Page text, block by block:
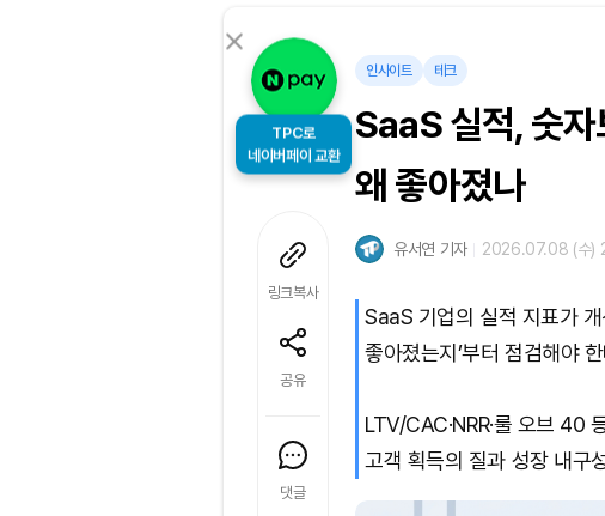
TPC로
네이버페이 교환
링크복사
공유
댓글
인사이트 테크
SaaS 실적, 숫
왜 좋아졌나
유서연 기자 2026.07.08 (수)
SaaS 기업의 실적 지표가
좋아졌는지’부터 점검해야
LTV/CAC·NRR·룰 오브 40
고객 획득의 질과 성장 내구